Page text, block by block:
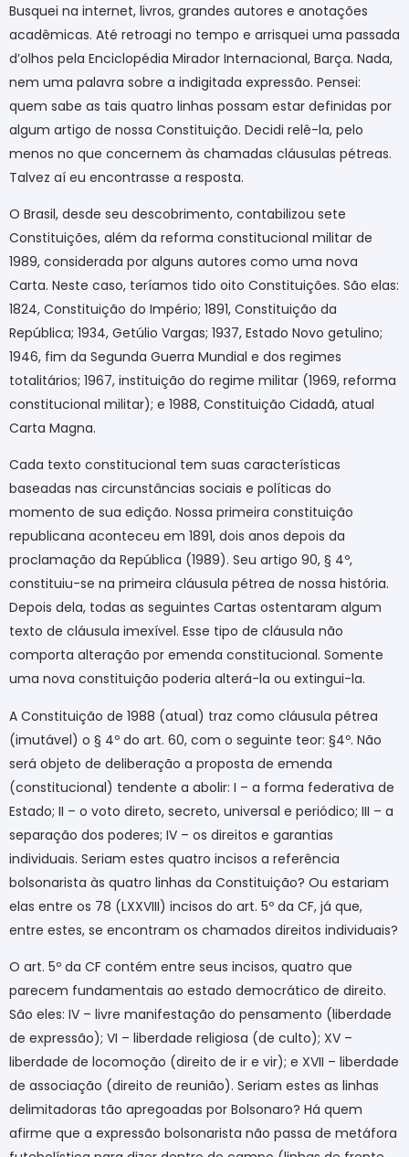
Busquei na internet, livros, grandes autores e anotações
acadêmicas. Até retroagi no tempo e arrisquei uma passada
d’olhos pela Enciclopédia Mirador Internacional, Barça. Nada,
nem uma palavra sobre a indigitada expressão. Pensei:
quem sabe as tais quatro linhas possam estar definidas por
algum artigo de nossa Constituição. Decidi relê-la, pelo
menos no que concernem às chamadas cláusulas pétreas.
Talvez aí eu encontrasse a resposta.
O Brasil, desde seu descobrimento, contabilizou sete
Constituições, além da reforma constitucional militar de
1989, considerada por alguns autores como uma nova
Carta. Neste caso, teríamos tido oito Constituições. São elas:
1824, Constituição do Império; 1891, Constituição da
República; 1934, Getúlio Vargas; 1937, Estado Novo getulino;
1946, fim da Segunda Guerra Mundial e dos regimes
totalitários; 1967, instituição do regime militar (1969, reforma
constitucional militar); e 1988, Constituição Cidadã, atual
Carta Magna.
Cada texto constitucional tem suas características
baseadas nas circunstâncias sociais e políticas do
momento de sua edição. Nossa primeira constituição
republicana aconteceu em 1891, dois anos depois da
proclamação da República (1989). Seu artigo 90, § 4º,
constituiu-se na primeira cláusula pétrea de nossa história.
Depois dela, todas as seguintes Cartas ostentaram algum
texto de cláusula imexível. Esse tipo de cláusula não
comporta alteração por emenda constitucional. Somente
uma nova constituição poderia alterá-la ou extingui-la.
A Constituição de 1988 (atual) traz como cláusula pétrea
(imutável) o § 4º do art. 60, com o seguinte teor: §4º. Não
será objeto de deliberação a proposta de emenda
(constitucional) tendente a abolir: I – a forma federativa de
Estado; II – o voto direto, secreto, universal e periódico; III – a
separação dos poderes; IV – os direitos e garantias
individuais. Seriam estes quatro incisos a referência
bolsonarista às quatro linhas da Constituição? Ou estariam
elas entre os 78 (LXXVIII) incisos do art. 5º da CF, já que,
entre estes, se encontram os chamados direitos individuais?
O art. 5º da CF contém entre seus incisos, quatro que
parecem fundamentais ao estado democrático de direito.
São eles: IV – livre manifestação do pensamento (liberdade
de expressão); VI – liberdade religiosa (de culto); XV –
liberdade de locomoção (direito de ir e vir); e XVII – liberdade
de associação (direito de reunião). Seriam estes as linhas
delimitadoras tão apregoadas por Bolsonaro? Há quem
afirme que a expressão bolsonarista não passa de metáfora